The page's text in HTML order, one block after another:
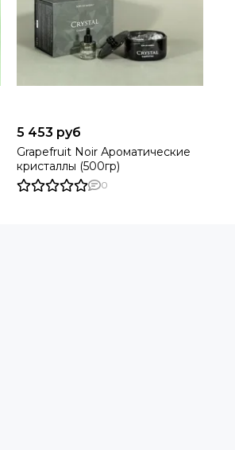
5 453 руб
Grapefruit Noir Ароматические
кристаллы (500гр)
0